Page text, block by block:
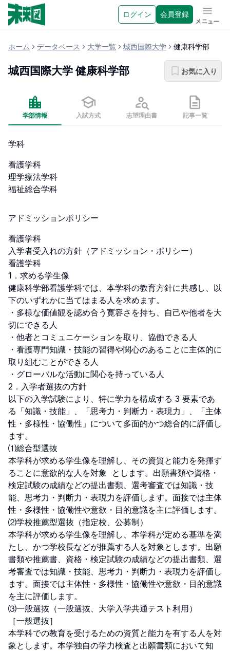
ログイン 会員登録 メニュ
ホーム データベース 大学一覧 城西国際大学 健康科学部
城西国際大学 健康科学部 お気に入り
学部情報 入試方式 志望理由書 記事一覧
学科
看護学科
理学療法学科
福祉総合学科
アドミッションポリシー
看護学科
入学者受入れの方針（アドミッション・ポリシー）
看護学科
1．求める学生像
健康科学部看護学科では、本学科の教育方針に共感し、以
下のいずれかに当てはまる人を求めます。
・多様な価値観を認め合う寛容さを持ち、自己や他者を大
切にできる人
・他者とコミュニケーションを取り、協働できる人
・看護専門知識・技能の習得や関心のあることに主体的に
取り組むことができる人
・グローバルな活動に関心を持っている人
2．入学者選抜の方針
以下の入学試験により、特に学力を構成する 3 要素であ
る「知識・技能」、「思考力・判断力・表現力」、「主体
性・多様性・協働性」について多面的かつ総合的に評価し
ます。
⑴総合型選抜
本学科が求める学生像を理解し、その資質と能力を発揮す
ることに意欲的な人を対象  とします。出願書類や資格・
検定試験の成績などの提出書類、選考審査では知識・技
能、思考力・判断力・表現力を評価します。面接では主体
性・多様性・協働性や意欲・目的意識を主に評価します。
⑵学校推薦型選抜（指定校、公募制）
本学科が求める学生像を理解し、本学科が定める基準を満
たし、かつ学校長などが推薦する人を対象とします。出願
書類や推薦書、資格・検定試験の成績などの提出書類、選
考審査では知識・技能、思考力・判断力・表現力を評価し
ます。面接では主体性・多様性・協働性や意欲・目的意識
を主に評価します。
⑶一般選抜（一般選抜、大学入学共通テスト利用）
［一般選抜］
本学科での教育を受けるための資質と能力を有する人を対
象とします。本学独自の学力検査と出願書類において知